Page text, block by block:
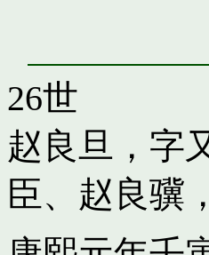
26世
赵良旦，字
臣、 赵良骥